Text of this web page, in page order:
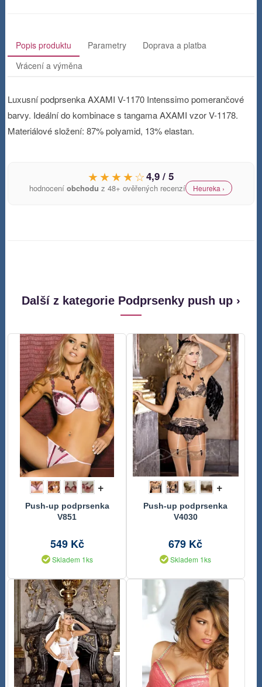
Popis produktu Parametry
Doprava a platba
Vrácení a výměna
Luxusní podprsenka AXAMI V-1170 Intenssimo pomerančové
barvy. Ideální do kombinace s tangama AXAMI vzor V-1178.
Materiálové složení: 87% polyamid, 13% elastan.
★★★★☆4,9 / 5
hodnoceníobchodu z 48+ ověřených recenzí Heureka ›
Další z kategorie Podprsenky push up ›
+
Push-up podprsenka
V851
549 Kč
Skladem 1ks
+
Push-up podprsenka
V4030
679 Kč
Skladem 1ks